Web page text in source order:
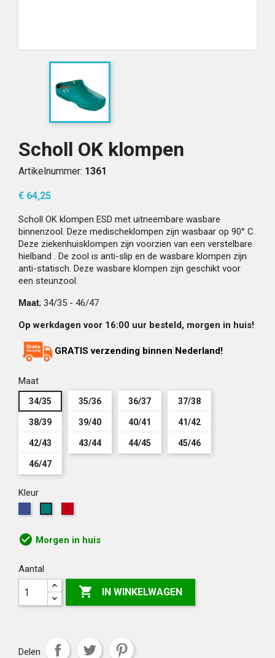
Scholl OK klompen
Artikelnummer: 1361
€ 64,25
Scholl OK klompen ESD met uitneembare wasbare
binnenzool. Deze medischeklompen zijn wasbaar op 90° C.
Deze ziekenhuisklompen zijn voorzien van een verstelbare
hielband . De zool is anti-slip en de wasbare klompen zijn
anti-statisch. Deze wasbare klompen zijn geschikt voor
een steunzool.
Maat; 34/35 - 46/47
Op werkdagen voor 16:00 uur besteld, morgen in huis!
GRATIS verzending binnen Nederland!
Maat
34/35 35/36 36/37 37/38
38/39 39/40 40/41 41/42
42/43 43/44 44/45 45/46
46/47
Kleur
check_circle Morgen in huis
Aantal
 IN WINKELWAGEN
Delen